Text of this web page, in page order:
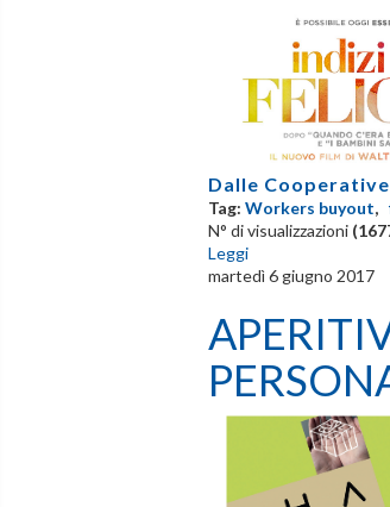
Dalle Cooperative
Tag: Workers buyout,
N° di visualizzazioni
Leggi
martedì 6 giugno 2017